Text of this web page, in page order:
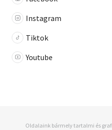
Instagram
Tiktok
Youtube
Oldalaink bármely tartalmi és